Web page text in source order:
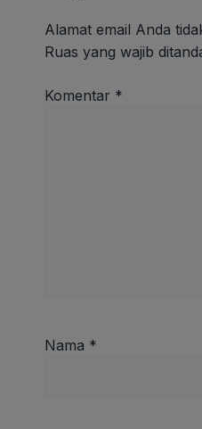
Alamat email Anda
Ruas yang wajib
Komentar *
Nama *